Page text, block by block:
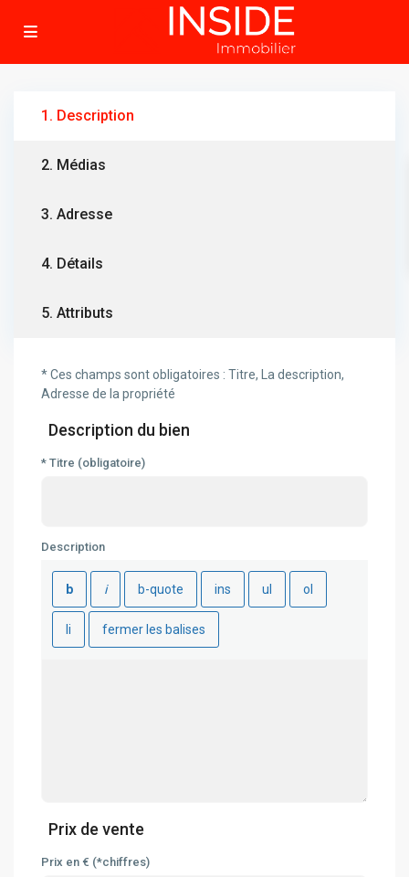
1. Description
2. Médias
3. Adresse
4. Détails
5. Attributs
* Ces champs sont obligatoires : Titre, La description,
Adresse de la propriété
Description du bien
* Titre (obligatoire)
Description
Prix de vente
Prix en € (*chiffres)